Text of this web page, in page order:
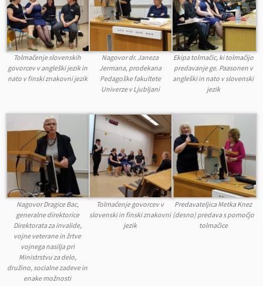
Tolmačenje slovenskih
govorcev v angleški jezik in
nato v finski znakovni jezik
Nagovor dr. Janeza
Jermana, prodekana
Pedagoške fakultete
Univerze v Ljubljani
Ekipa tolmačic, ki tolmačijo
predavanje ge. Paasonen v
angleški in nato v slovenski
jezik
Nagovor Dragice Bac,
generalne direktorice
Direktorata za invalide,
vojne veterane in žrtve
vojnega nasilja pri
Ministrstvu za delo,
družino, socialne zadeve in
enake možnosti
Tolmačenje govorcev v
slovenski in finski znakovni
jezik
Predavateljica Metka Knez
(desno) predava s pomočjo
tolmačice